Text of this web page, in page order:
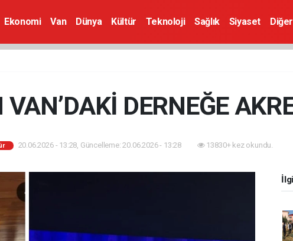
Ekonomi Van Dünya Kültür Teknoloji Sağlık Siyaset Diğer
VAN’DAKİ DERNEĞE
20.06.2026 - 13:28, Güncelleme: 20.06.2026 - 13:28 13830+ kez okundu.